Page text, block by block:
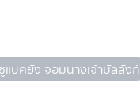
แบคยัง จอมนางเจ้าบัลลังก์